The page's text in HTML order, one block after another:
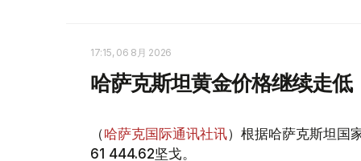
17:15, 06 8月 2026
哈萨克斯坦黄金价格继续走低
（哈萨克国际通讯社讯）根据哈萨克斯坦国
61 444.62坚戈。